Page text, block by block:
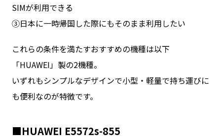
SIMが利用できる
③日本に一時帰国した際にもそのまま利用したい
これらの条件を満たすおすすめの機種は以下
「HUAWEI」製の2機種。
いずれもシンプルなデザインで小型・軽量で持ち運びに
も便利なのが特徴です。
■HUAWEI E5572s-855